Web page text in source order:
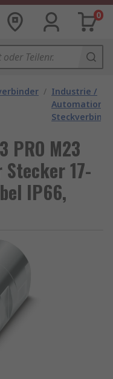
0
/ Industrie /
Automation
PRO M23
17-
IP66,